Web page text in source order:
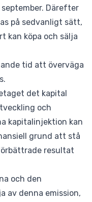
Därefter
på sedvanligt sätt,
kan köpa och sälja
tid att överväga
det kapital
och
kapitalinjektion kan
grund att stå
resultat
och den
av denna emission,